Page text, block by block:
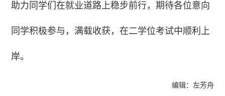
助力同学们在就业道路上稳步前行，期待各位意向
同学积极参与，满载收获，在二学位考试中顺利上
岸。
编辑：左芳舟